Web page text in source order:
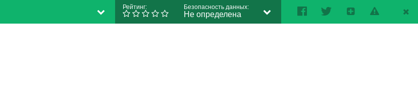
Рейтинг: Безопасность данных:
Не определена